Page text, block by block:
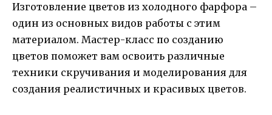
Изготовление цветов из холодного фарфора –
один из основных видов работы с этим
материалом. Мастер-класс по созданию
цветов поможет вам освоить различные
техники скручивания и моделирования для
создания реалистичных и красивых цветов.